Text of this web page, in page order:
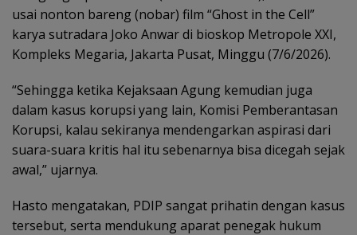
usai nonton bareng (nobar) film “Ghost in the Cell”
karya sutradara Joko Anwar di bioskop Metropole XXI,
Kompleks Megaria, Jakarta Pusat, Minggu (7/6/2026).
“Sehingga ketika Kejaksaan Agung kemudian juga
dalam kasus korupsi yang lain, Komisi Pemberantasan
Korupsi, kalau sekiranya mendengarkan aspirasi dari
suara-suara kritis hal itu sebenarnya bisa dicegah sejak
awal,” ujarnya.
Hasto mengatakan, PDIP sangat prihatin dengan kasus
tersebut, serta mendukung aparat penegak hukum